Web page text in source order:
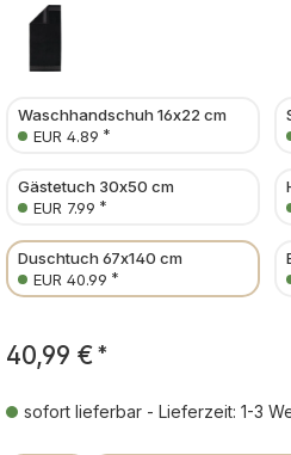
Waschhandschuh 16x22 cm
EUR 4.89 *
Gästetuch 30x50 cm
EUR 7.99 *
Duschtuch 67x140 cm
EUR 40.99 *
40,99 € *
sofort lieferbar - Lieferzeit: 1-3